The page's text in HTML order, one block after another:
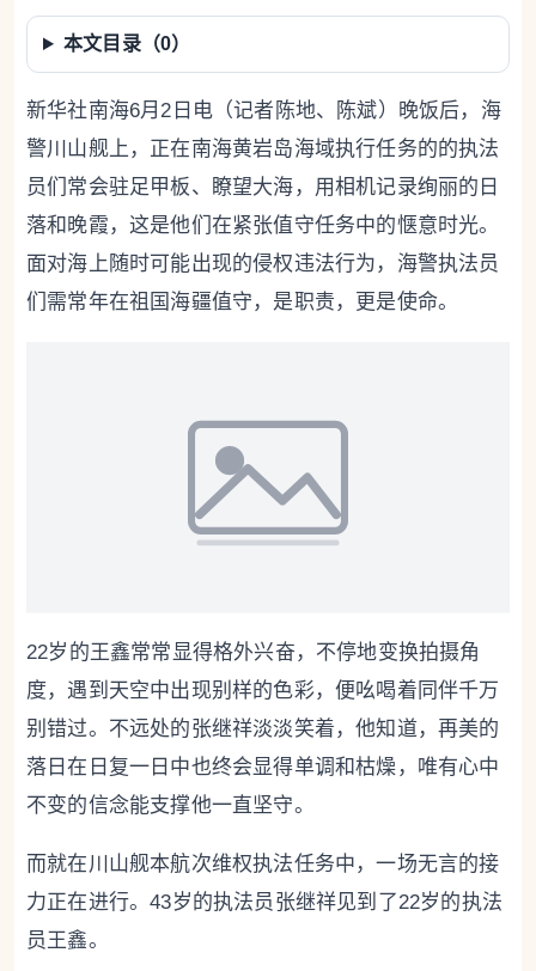
本文目录（0）
新华社南海6月2日电（记者陈地、陈斌）晚饭后，海
警川山舰上，正在南海黄岩岛海域执行任务的的执法
员们常会驻足甲板、瞭望大海，用相机记录绚丽的日
落和晚霞，这是他们在紧张值守任务中的惬意时光。
面对海上随时可能出现的侵权违法行为，海警执法员
们需常年在祖国海疆值守，是职责，更是使命。
22岁的王鑫常常显得格外兴奋，不停地变换拍摄角
度，遇到天空中出现别样的色彩，便吆喝着同伴千万
别错过。不远处的张继祥淡淡笑着，他知道，再美的
落日在日复一日中也终会显得单调和枯燥，唯有心中
不变的信念能支撑他一直坚守。
而就在川山舰本航次维权执法任务中，一场无言的接
力正在进行。43岁的执法员张继祥见到了22岁的执法
员王鑫。